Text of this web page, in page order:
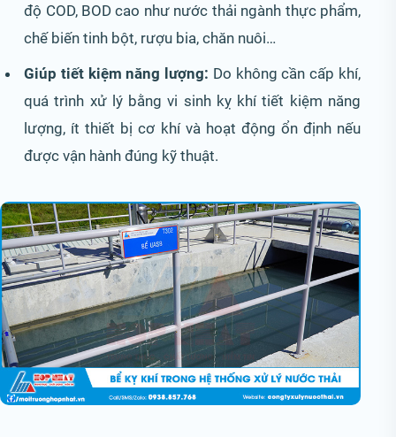
độ COD, BOD cao như nước thải ngành thực phẩm,
chế biến tinh bột, rượu bia, chăn nuôi…
Giúp tiết kiệm năng lượng: Do không cần cấp khí,
quá trình xử lý bằng vi sinh kỵ khí tiết kiệm năng
lượng, ít thiết bị cơ khí và hoạt động ổn định nếu
được vận hành đúng kỹ thuật.